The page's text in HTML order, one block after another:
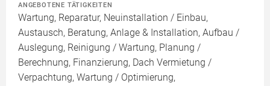
ANGEBOTENE TÄTIGKEITEN
Wartung, Reparatur, Neuinstallation / Einbau,
Austausch, Beratung, Anlage & Installation, Aufbau /
Auslegung, Reinigung / Wartung, Planung /
Berechnung, Finanzierung, Dach Vermietung /
Verpachtung, Wartung / Optimierung,